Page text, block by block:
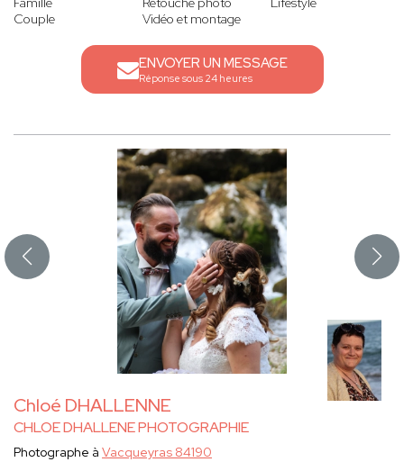
Couple
Vidéo et montage
ENVOYER UN MESSAGE
Réponse sous 24 heures
Chloé DHALLENNE
CHLOE DHALLENE PHOTOGRAPHIE
Photographe à Vacqueyras 84190